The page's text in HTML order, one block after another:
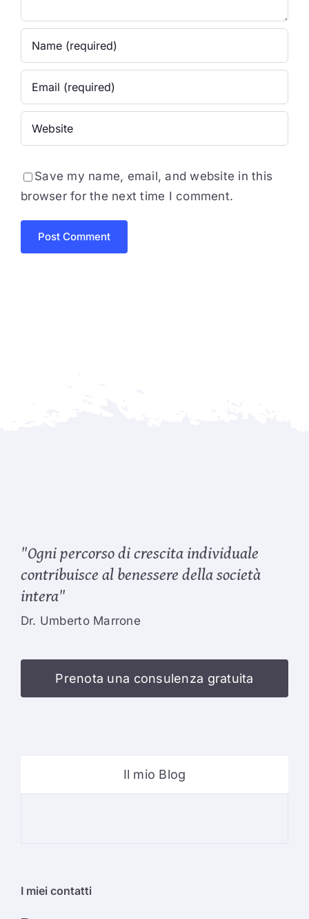
Save my name, email, and website in this
browser for the next time I comment.
"Ogni percorso di crescita individuale
contribuisce al benessere della società
intera"
Dr. Umberto Marrone
Prenota una consulenza gratuita
Il mio Blog
I miei contatti